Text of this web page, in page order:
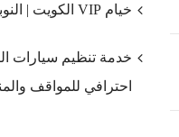
خيام VIP الكويت | النوبي للضيافة لتجهيز المناسبات الفاخرة
خدمة تنظيم سيارات
احترافي للمواقف